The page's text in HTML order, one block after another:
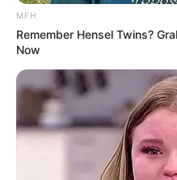
Terjun di dunia modelling
Merah dan hitam adalah
Ia memiliki cita-cita menjadi
Di masa mudanya, ia pernah
Memutuskan untuk menikah
seprofesinya, yaitu DJ Riri.
MFH
Remember Hensel Twins?
Now